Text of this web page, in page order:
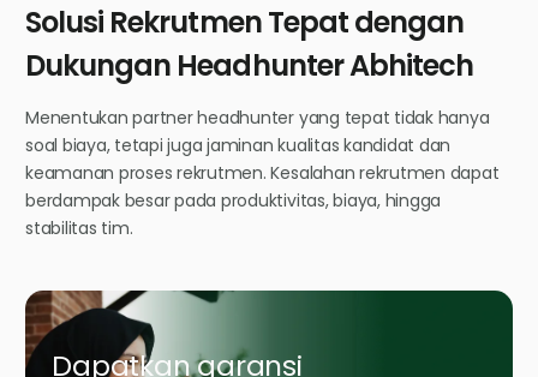
Solusi Rekrutmen Tepat dengan
Dukungan Headhunter Abhitech
Menentukan partner headhunter yang tepat tidak hanya
soal biaya, tetapi juga jaminan kualitas kandidat dan
keamanan proses rekrutmen. Kesalahan rekrutmen dapat
berdampak besar pada produktivitas, biaya, hingga
stabilitas tim.
Dapatkan garansi